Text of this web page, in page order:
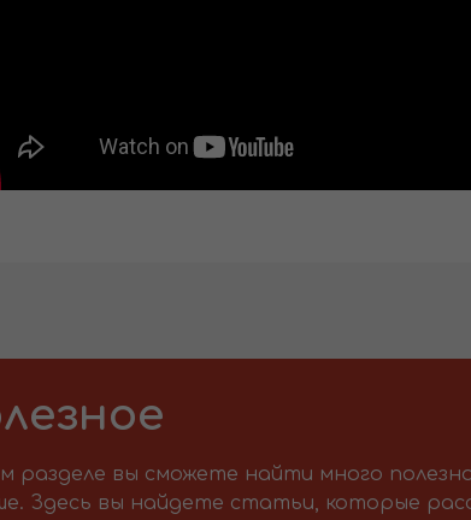
разделе вы сможете найти много
Здесь вы найдете статьи, которые